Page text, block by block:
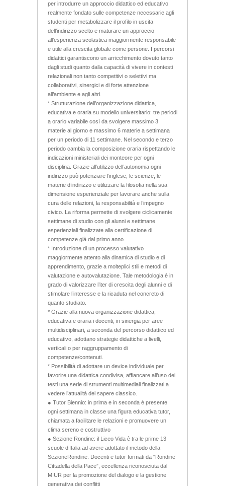
per introdurre un approccio didattico ed educativo
realmente fondato sulle competenze necessarie agli
studenti per metabolizzare il profilo in uscita
dell’indirizzo scelto e maturare un approccio
all’esperienza scolastica maggiormente responsabile
e utile alla crescita globale come persone. I percorsi
didattici garantiscono un arricchimento dovuto tanto
dagli studi quanto dalla capacità di vivere in contesti
relazionali non tanto competitivi o selettivi ma
collaborativi, sinergici e di forte attenzione
all’ambiente e agli altri.
* Strutturazione dell’organizzazione didattica,
educativa e oraria su modello universitario: tre periodi
a orario variabile così da svolgere massimo 3
materie al giorno e massimo 6 materie a settimana
per un periodo di 11 settimane. Nel secondo e terzo
periodo cambia la composizione oraria rispettando le
indicazioni ministeriali dei monteore per ogni
disciplina. Grazie all’utilizzo dell’autonomia ogni
indirizzo può potenziare l’inglese, le scienze, le
materie d’indirizzo e utilizzare la filosofia nella sua
dimensione esperienziale per lavorare anche sulla
cura delle relazioni, la responsabilità e l’impegno
civico. La riforma permette di svolgere ciclicamente
settimane di studio con gli alunni e settimane
esperienziali finalizzate alla certificazione di
competenze già dal primo anno.
* Introduzione di un processo valutativo
maggiormente attento alla dinamica di studio e di
apprendimento, grazie a molteplici stili e metodi di
valutazione e autovalutazione. Tale metodologia è in
grado di valorizzare l’iter di crescita degli alunni e di
stimolare l’interesse e la ricaduta nel concreto di
quanto studiato.
* Grazie alla nuova organizzazione didattica,
educativa e oraria i docenti, in sinergia per aree
multidisciplinari, a seconda del percorso didattico ed
educativo, adottano strategie didattiche a livelli,
verticali o per raggruppamento di
competenze/contenuti.
* Possibilità di adottare un device individuale per
favorire una didattica condivisa, affiancare all’uso dei
testi una serie di strumenti multimediali finalizzati a
vedere l’attualità del sapere classico.
● Tutor Biennio: in prima e in seconda è presente
ogni settimana in classe una figura educativa tutor,
chiamata a facilitare le relazioni e promuovere un
clima sereno e costruttivo
● Sezione Rondine: il Liceo Vida è tra le prime 13
scuole d’Italia ad avere adottato il metodo della
SezioneRondine. Docenti e tutor formati da “Rondine
Cittadella della Pace”, eccellenza riconosciuta dal
MIUR per la promozione del dialogo e la gestione
generativa dei conflitti